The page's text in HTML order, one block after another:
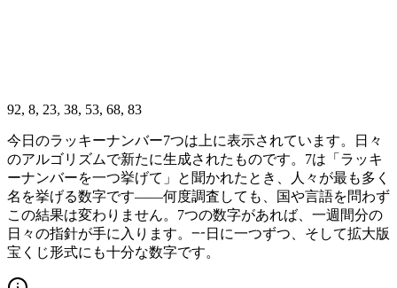
92, 8, 23, 38, 53, 68, 83
今日のラッキーナンバー7つは上に表示されています。日々
のアルゴリズムで新たに生成されたものです。7は「ラッキ
ーナンバーを一つ挙げて」と聞かれたとき、人々が最も多く
名を挙げる数字です——何度調査しても、国や言語を問わず
この結果は変わりません。7つの数字があれば、一週間分の
日々の指針が手に入ります。一日に一つずつ、そして拡大版
宝くじ形式にも十分な数字です。